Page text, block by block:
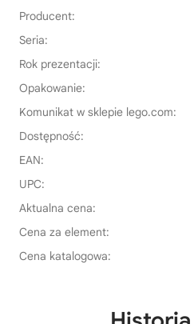
Producent:
Seria:
Rok prezentacji:
Opakowanie:
Komunikat w sklepie lego.com:
Dostępność:
EAN:
UPC:
Aktualna cena:
Cena za element:
Cena katalogowa: